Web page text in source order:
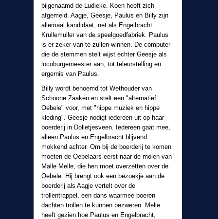
bijgenaamd de Ludieke. Koen heeft zich
afgemeld. Aagje, Geesje, Paulus en Billy zijn
allemaal kandidaat, net als Engelbracht
Krullemuller van de speelgoedfabriek. Paulus
is er zeker van te zullen winnen. De computer
die de stemmen stelt wijst echter Geesje als
locoburgemeester aan, tot teleurstelling en
ergernis van Paulus.
Billy wordt benoemd tot Wethouder van
Schoone Zaaken en stelt een "alternatief
Oebele" voor, met "hippe muziek en hippe
kleding". Geesje nodigt iedereen uit op haar
boerderij in Dolletjesveen. Iedereen gaat mee,
alleen Paulus en Engelbracht blijvend
mokkend achter. Om bij de boerderij te komen
moeten de Oebelaars eerst naar de molen van
Malle Melle, die hen moet overzetten over de
Oebele. Hij brengt ook een bezoekje aan de
boerderij als Aagje vertelt over de
trollentrappel, een dans waarmee boeren
dachten trollen te kunnen bezweren. Melle
heeft gezien hoe Paulus en Engelbracht,